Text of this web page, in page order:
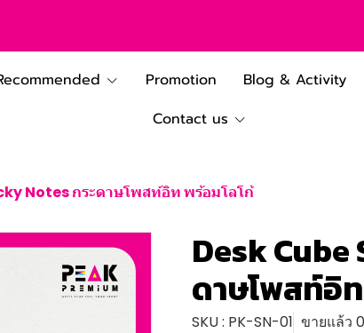
Promotion Blog & Activity
Contact us
Notes กระดาษโพสท์อิท พร้อมโลโก้
Desk Cube
ดาษโพสท์อิ
SKU : PK-SN-01 ขายแล้ว